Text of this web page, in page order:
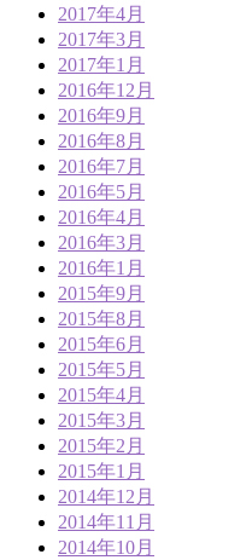
2017年4月
2017年3月
2017年1月
2016年12月
2016年9月
2016年8月
2016年7月
2016年5月
2016年4月
2016年3月
2016年1月
2015年9月
2015年8月
2015年6月
2015年5月
2015年4月
2015年3月
2015年2月
2015年1月
2014年12月
2014年11月
2014年10月